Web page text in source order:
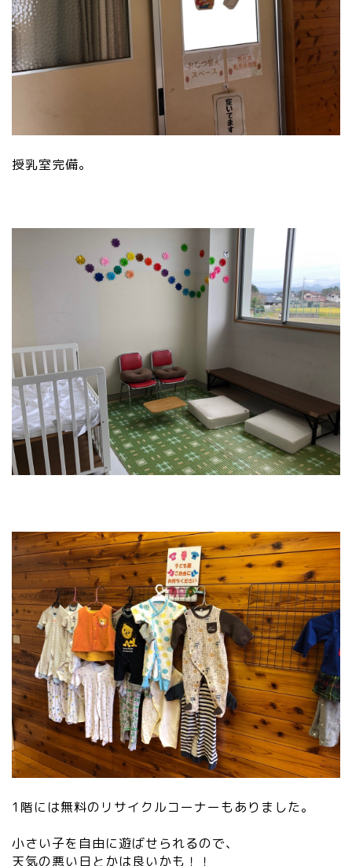
授乳室完備。
1階には無料のリサイクルコーナーもありました。
小さい子を自由に遊ばせられるので、
天気の悪い日とかは良いかも！！